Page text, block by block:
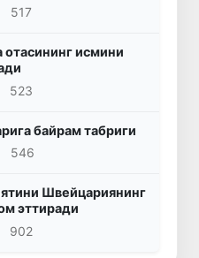
517
отасининг исмини
523
байрам табриги
546
Швейцариянинг
эттиради
902